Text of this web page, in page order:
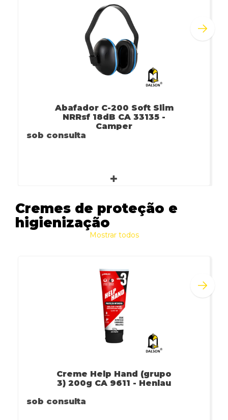
Abafador C-200 Soft Slim
NRRsf 18dB CA 33135 -
Camper
sob consulta
Cremes de proteção e
higienização
Mostrar todos
Creme Help Hand (grupo
3) 200g CA 9611 - Henlau
sob consulta